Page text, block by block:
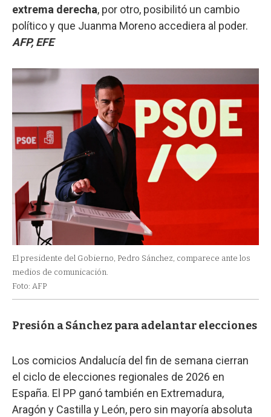
extrema derecha, por otro, posibilitó un cambio
político y que Juanma Moreno accediera al poder.
AFP, EFE
El presidente del Gobierno, Pedro Sánchez, comparece ante los
medios de comunicación.
Foto: AFP
Presión a Sánchez para adelantar elecciones
Los comicios Andalucía del fin de semana cierran
el ciclo de elecciones regionales de 2026 en
España. El PP ganó también en Extremadura,
Aragón y Castilla y León, pero sin mayoría absoluta